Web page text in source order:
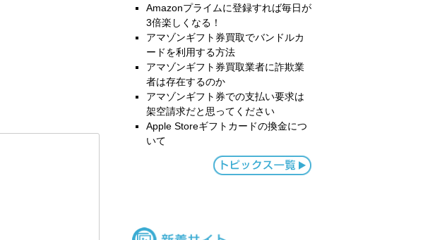
Amazonプライムに登録すれば毎日が
3倍楽しくなる！
アマゾンギフト券買取でバンドルカ
ードを利用する方法
アマゾンギフト券買取業者に詐欺業
者は存在するのか
アマゾンギフト券での支払い要求は
架空請求だと思ってください
Apple Storeギフトカードの換金につ
いて